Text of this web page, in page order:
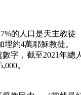
的人口是天主教
約4萬耶穌教徒。
字，截至2021年總
。